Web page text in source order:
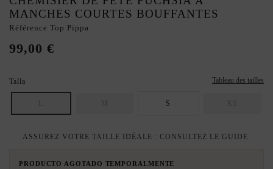
MANCHES COURTES BOUFFANTES
Référence Top Pippa
99,00 €
Talla Tableau des tailles
S
ASSUREZ VOTRE TAILLE IDÉALE : CONSULTEZ LE GUIDE.
PRODUCTO AGOTADO TEMPORALMENTE